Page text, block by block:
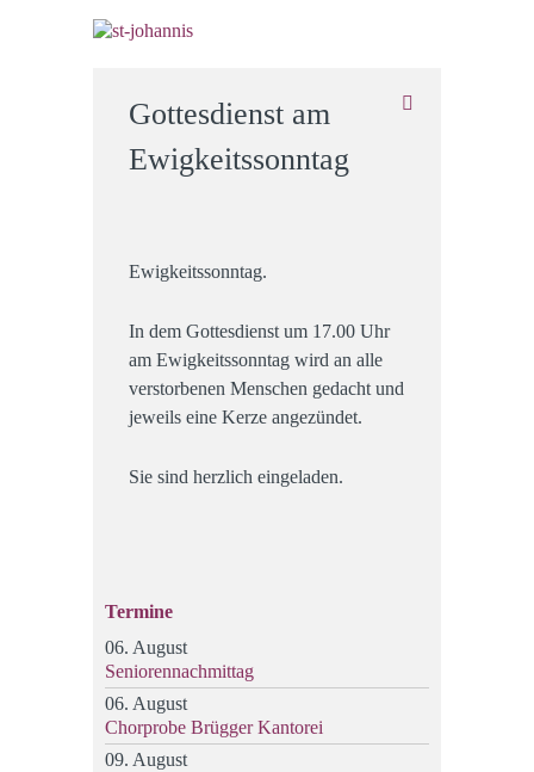
Gottesdienst am
Ewigkeitssonntag
Ewigkeitssonntag.
In dem Gottesdienst um 17.00 Uhr
am Ewigkeitssonntag wird an alle
verstorbenen Menschen gedacht und
jeweils eine Kerze angezündet.
Sie sind herzlich eingeladen.
Termine
06. August
Seniorennachmittag
06. August
Chorprobe Brügger Kantorei
09. August